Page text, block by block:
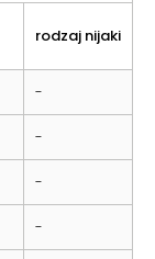
rodzaj nijaki
-
-
-
-